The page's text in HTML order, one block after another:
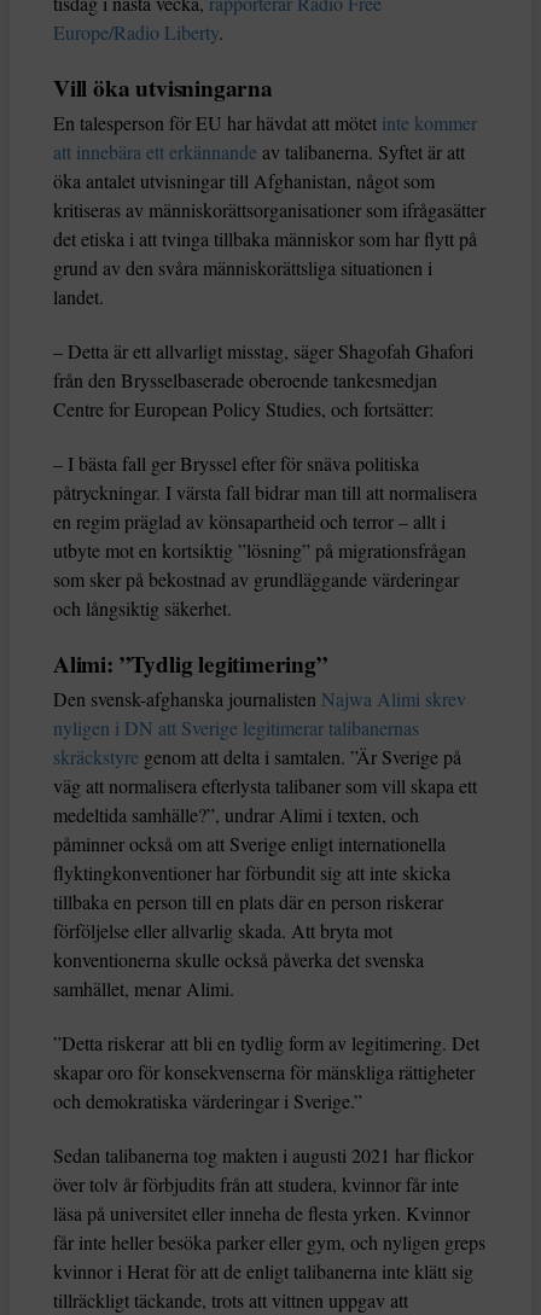
Europe/Radio Liberty.
Vill öka utvisningarna
En talesperson för EU har hävdat att mötet inte kommer
att innebära ett erkännande av talibanerna. Syftet är att
öka antalet utvisningar till Afghanistan, något som
kritiseras av människorättsorganisationer som ifrågasätter
det etiska i att tvinga tillbaka människor som har flytt på
grund av den svåra människorättsliga situationen i
landet.
– Detta är ett allvarligt misstag, säger Shagofah Ghafori
från den Brysselbaserade oberoende tankesmedjan
Centre for European Policy Studies, och fortsätter:
– I bästa fall ger Bryssel efter för snäva politiska
påtryckningar. I värsta fall bidrar man till att normalisera
en regim präglad av könsapartheid och terror – allt i
utbyte mot en kortsiktig ”lösning” på migrationsfrågan
som sker på bekostnad av grundläggande värderingar
och långsiktig säkerhet.
Alimi: ”Tydlig legitimering”
Den svensk-afghanska journalisten Najwa Alimi skrev
nyligen i DN att Sverige legitimerar talibanernas
skräckstyre genom att delta i samtalen. ”Är Sverige på
väg att normalisera efterlysta talibaner som vill skapa ett
medeltida samhälle?”, undrar Alimi i texten, och
påminner också om att Sverige enligt internationella
flyktingkonventioner har förbundit sig att inte skicka
tillbaka en person till en plats där en person riskerar
förföljelse eller allvarlig skada. Att bryta mot
konventionerna skulle också påverka det svenska
samhället, menar Alimi.
”Detta riskerar att bli en tydlig form av legitimering. Det
skapar oro för konsekvenserna för mänskliga rättigheter
och demokratiska värderingar i Sverige.”
Sedan talibanerna tog makten i augusti 2021 har flickor
över tolv år förbjudits från att studera, kvinnor får inte
läsa på universitet eller inneha de flesta yrken. Kvinnor
får inte heller besöka parker eller gym, och nyligen greps
kvinnor i Herat för att de enligt talibanerna inte klätt sig
tillräckligt täckande, trots att vittnen uppgav att